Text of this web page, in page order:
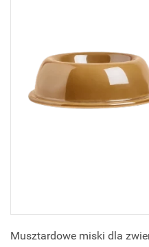
Musztardowe miski dla